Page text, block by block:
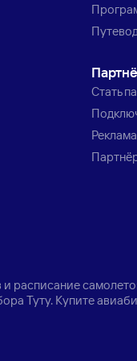
Стать
расписание
Туту. Купите